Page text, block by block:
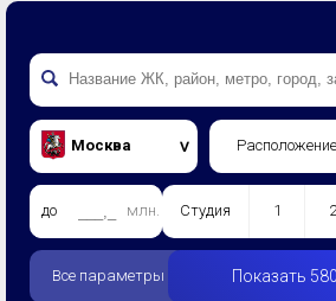
Москва Расположение
до млн. Студия 1 2
Все параметры Показать